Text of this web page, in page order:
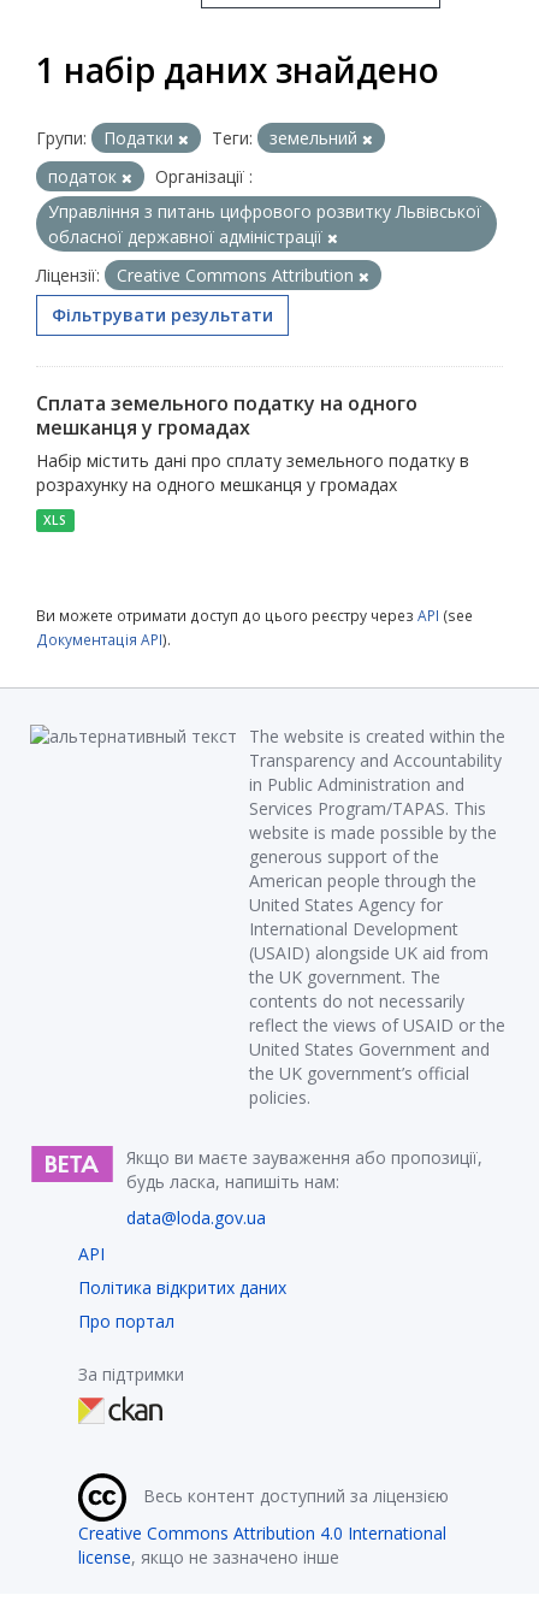
1 набір даних знайдено
Групи: Податки Теги:
земельний
податок
Організації :
Управління з питань цифрового розвитку Львівської
обласної державної адміністрації
Ліцензії:
Creative Commons Attribution
Фільтрувати результати
Сплата земельного податку на одного
мешканця у громадах
Набір містить дані про сплату земельного податку в
розрахунку на одного мешканця у громадах
XLS
Ви можете отримати доступ до цього реєстру через API (see
Документація API).
The website is created within the
Transparency and Accountability
in Public Administration and
Services Program/TAPAS. This
website is made possible by the
generous support of the
American people through the
United States Agency for
International Development
(USAID) alongside UK aid from
the UK government. The
contents do not necessarily
reflect the views of USAID or the
United States Government and
the UK government’s official
policies.
Якщо ви маєте зауваження або пропозиції,
будь ласка, напишіть нам:
data@loda.gov.ua
API
Політика відкритих даних
Про портал
За підтримки
Весь контент доступний за ліцензією
Creative Commons Attribution 4.0 International
license, якщо не зазначено інше